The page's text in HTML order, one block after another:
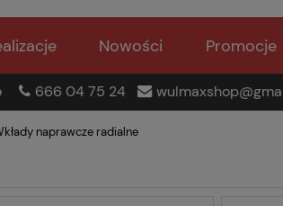
Nowości Promocje
666 04 75 24
naprawcze radialne